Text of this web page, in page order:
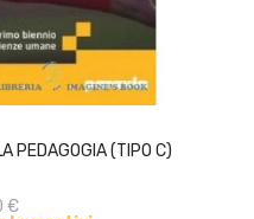
PEDAGOGIA (TIPO C)
€